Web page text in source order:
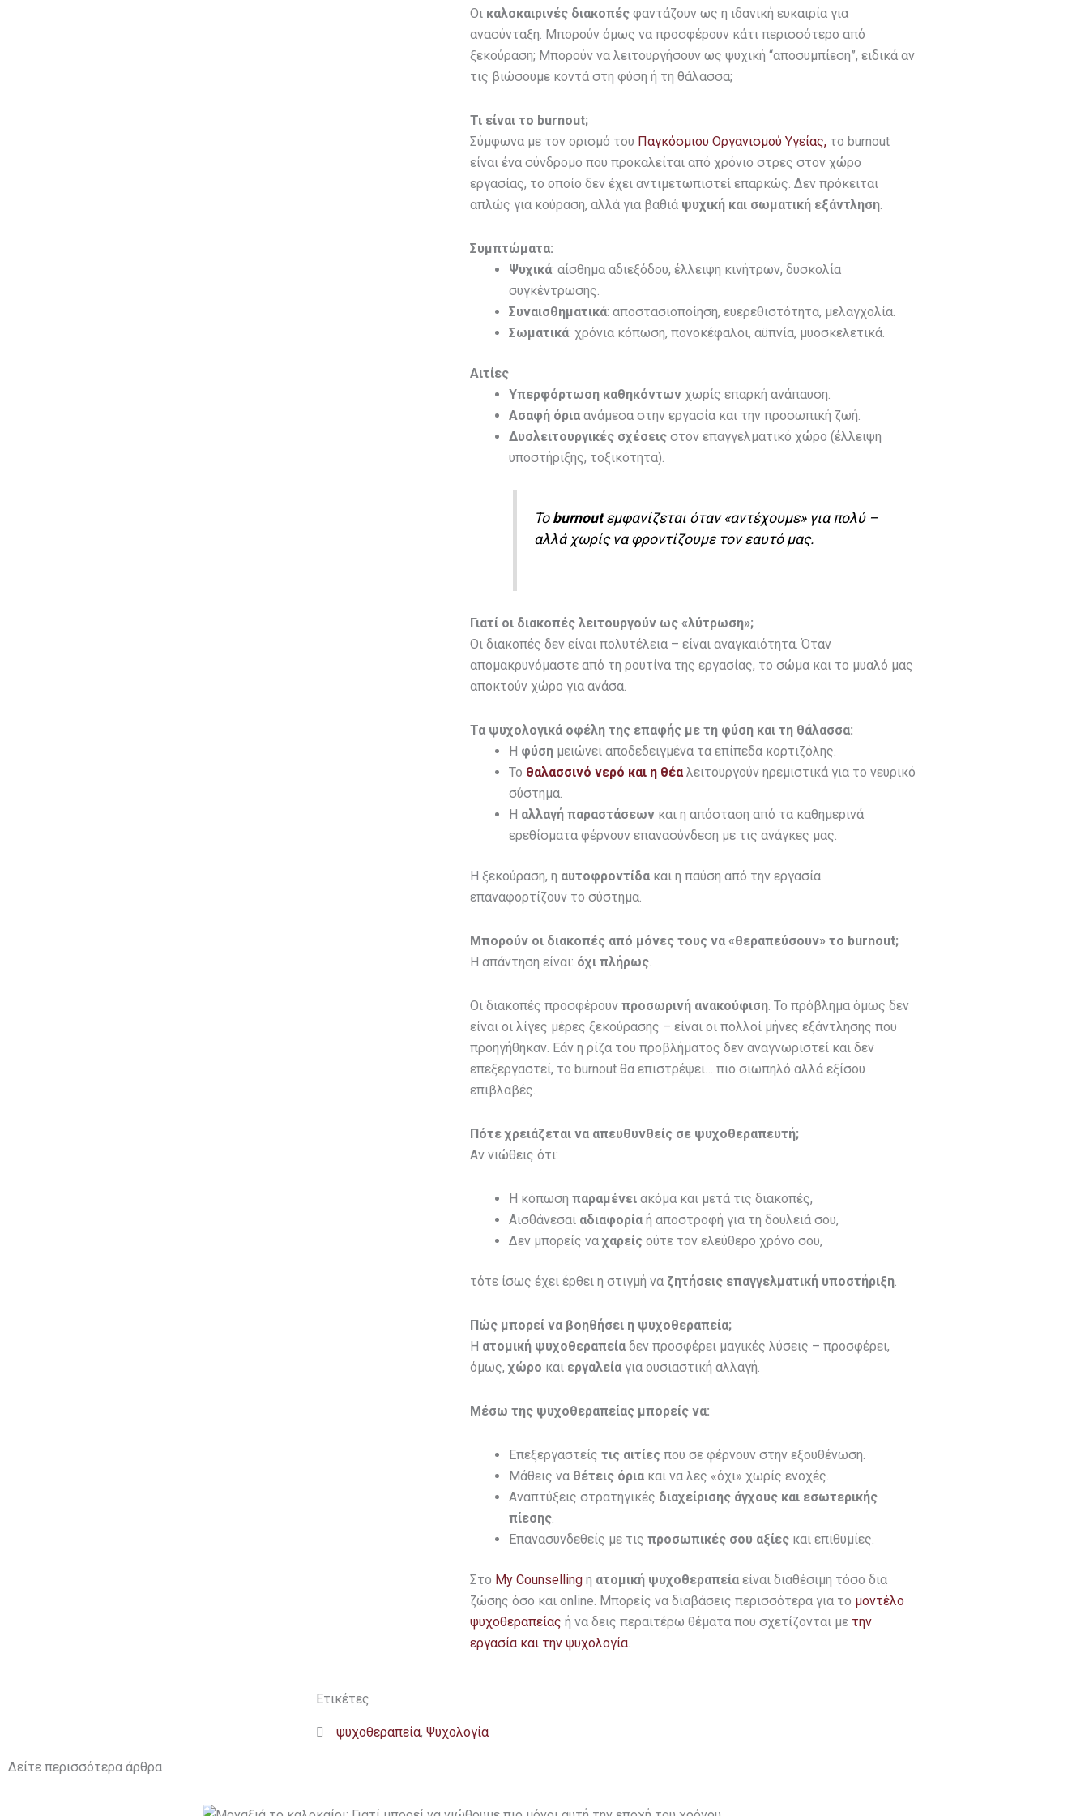
Οι καλοκαιρινές διακοπές φαντάζουν ως η ιδανική ευκαιρία για
ανασύνταξη. Μπορούν όμως να προσφέρουν κάτι περισσότερο από
ξεκούραση; Μπορούν να λειτουργήσουν ως ψυχική “αποσυμπίεση”, ειδικά αν
τις βιώσουμε κοντά στη φύση ή τη θάλασσα;
Τι είναι το burnout;
Σύμφωνα με τον ορισμό του Παγκόσμιου Οργανισμού Υγείας, το burnout
είναι ένα σύνδρομο που προκαλείται από χρόνιο στρες στον χώρο
εργασίας, το οποίο δεν έχει αντιμετωπιστεί επαρκώς. Δεν πρόκειται
απλώς για κούραση, αλλά για βαθιά ψυχική και σωματική εξάντληση.
Συμπτώματα:
Ψυχικά: αίσθημα αδιεξόδου, έλλειψη κινήτρων, δυσκολία
συγκέντρωσης.
Συναισθηματικά: αποστασιοποίηση, ευερεθιστότητα, μελαγχολία.
Σωματικά: χρόνια κόπωση, πονοκέφαλοι, αϋπνία, μυοσκελετικά.
Αιτίες
Υπερφόρτωση καθηκόντων χωρίς επαρκή ανάπαυση.
Ασαφή όρια ανάμεσα στην εργασία και την προσωπική ζωή.
Δυσλειτουργικές σχέσεις στον επαγγελματικό χώρο (έλλειψη
υποστήριξης, τοξικότητα).
Το burnoutεμφανίζεται όταν «αντέχουμε» για πολύ –
αλλά χωρίς να φροντίζουμε τον εαυτό μας.
Γιατί οι διακοπές λειτουργούν ως «λύτρωση»;
Οι διακοπές δεν είναι πολυτέλεια – είναι αναγκαιότητα. Όταν
απομακρυνόμαστε από τη ρουτίνα της εργασίας, το σώμα και το μυαλό μας
αποκτούν χώρο για ανάσα.
Τα ψυχολογικά οφέλη της επαφής με τη φύση και τη θάλασσα:
Η φύση μειώνει αποδεδειγμένα τα επίπεδα κορτιζόλης.
Το θαλασσινό νερό και η θέα λειτουργούν ηρεμιστικά για το νευρικό
σύστημα.
Η αλλαγή παραστάσεων και η απόσταση από τα καθημερινά
ερεθίσματα φέρνουν επανασύνδεση με τις ανάγκες μας.
Η ξεκούραση, η αυτοφροντίδα και η παύση από την εργασία
επαναφορτίζουν το σύστημα.
Μπορούν οι διακοπές από μόνες τους να «θεραπεύσουν» το burnout;
Η απάντηση είναι: όχι πλήρως
Οι διακοπές προσφέρουν προσωρινή ανακούφιση . Το πρόβλημα όμως δεν
είναι οι λίγες μέρες ξεκούρασης – είναι οι πολλοί μήνες εξάντλησης που
προηγήθηκαν. Εάν η ρίζα του προβλήματος δεν αναγνωριστεί και δεν
επεξεργαστεί, το burnout θα επιστρέψει… πιο σιωπηλό αλλά εξίσου
επιβλαβές.
Πότε χρειάζεται να απευθυνθείς σε ψυχοθεραπευτή;
Αν νιώθεις ότι:
Η κόπωση παραμένει ακόμα και μετά τις διακοπές,
Αισθάνεσαι αδιαφορία ή αποστροφή για τη δουλειά σου,
Δεν μπορείς ναχαρείς ούτε τον ελεύθερο χρόνο σου,
τότε ίσως έχει έρθει η στιγμή να ζητήσεις επαγγελματική υποστήριξη
Πώς μπορεί να βοηθήσει η ψυχοθεραπεία;
Η ατομική ψυχοθεραπεία δεν προσφέρει μαγικές λύσεις – προσφέρει,
όμως,χώρο και εργαλεία για ουσιαστική αλλαγή.
Μέσω της ψυχοθεραπείας μπορείς να:
Επεξεργαστείς τις αιτίες που σε φέρνουν στην εξουθένωση.
Μάθεις να θέτεις όρια και να λες «όχι» χωρίς ενοχές.
Αναπτύξεις στρατηγικές διαχείρισης άγχους και εσωτερικής
πίεσης
Επανασυνδεθείς με τις προσωπικές σου αξίες και επιθυμίες.
Στο My Counselling η ατομική ψυχοθεραπεία είναι διαθέσιμη τόσο δια
ζώσης όσο και online. Μπορείς να διαβάσεις περισσότερα για το μοντέλο
ψυχοθεραπείας ή να δεις περαιτέρω θέματα που σχετίζονται με την
εργασία και την ψυχολογία
Ετικέτες
ψυχοθεραπεία, Ψυχολογία
Δείτε περισσότερα άρθρα